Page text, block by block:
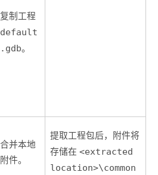
复制工程
default
.gdb。
合并本地
附件。
提取工程包后，附件将
存储在<extracted
location>\common